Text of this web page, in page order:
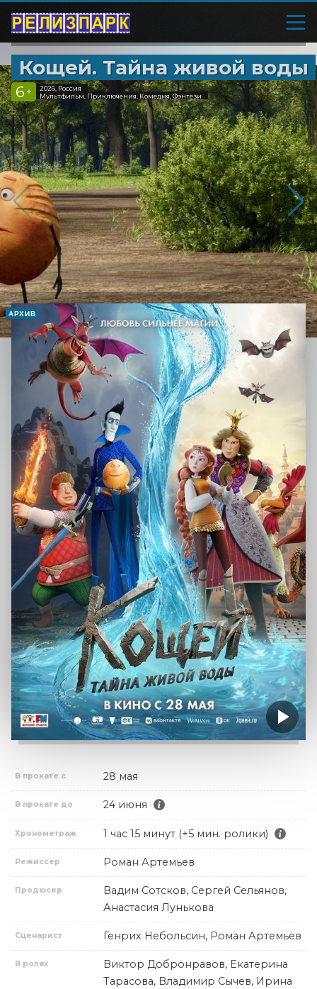
Кощей. Тайна живой воды
6 +
2026, Россия
Мультфильм, Приключения, Комедия, Фэнтези
АРХИВ
В прокате с 28 мая
В прокате до 24 июня
Хронометраж 1 час 15 минут (+5 мин. ролики)
Режиссер Роман Артемьев
Продюсер
Вадим Сотсков, Сергей Сельянов,
Анастасия Лунькова
Сценарист Генрих Небольсин, Роман Артемьев
В ролях
Виктор Добронравов, Екатерина
Тарасова, Владимир Сычев, Ирина